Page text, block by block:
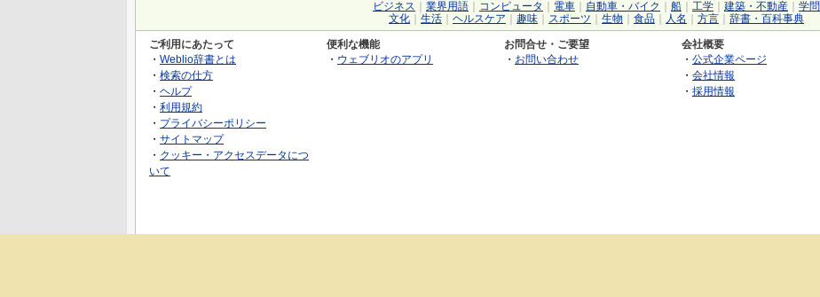
ビジネス 業界用語 コンピュータ 電車 自動車・バイク 船 工学 建築・不動産
学問
文化
生活 ヘルスケア 趣味 スポーツ 生物 食品 人名 方言 辞書・百科事典
ご利用にあたって
・ Weblio辞書とは
・ 検索の仕方
・ ヘルプ
・ 利用規約
・ プライバシーポリシー
・ サイトマップ
・ クッキー・アクセスデータにつ
いて
便利な機能
・ ウェブリオのアプリ
お問合せ・ご要望
・ お問い合わせ
会社概要
・ 公式企業ページ
・ 会社情報
・ 採用情報